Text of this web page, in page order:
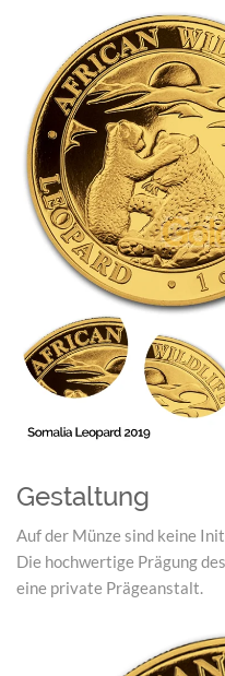
Gestaltung
Auf der Münze sind keine
Die hochwertige Prägung
eine private Prägeanstalt.